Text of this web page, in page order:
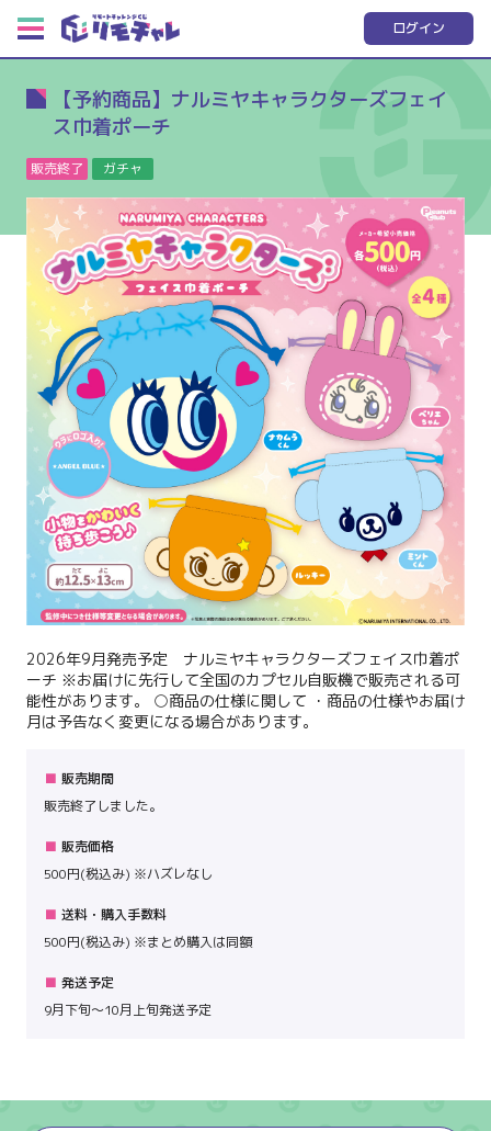
ログイン
【予約商品】ナルミヤキャラクターズフェイ
ス巾着ポーチ
販売終了 ガチャ
2026年9月発売予定 ナルミヤキャラクターズフェイス巾着ポ
ーチ ※お届けに先行して全国のカプセル自販機で販売される可
能性があります。 ○商品の仕様に関して ・商品の仕様やお届け
月は予告なく変更になる場合があります。
販売期間
販売終了しました。
販売価格
500円(税込み) ※ハズレなし
送料・購入手数料
500円(税込み) ※まとめ購入は同額
発送予定
9月下旬～10月上旬発送予定